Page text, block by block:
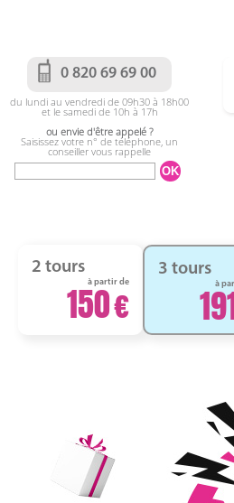
0 820 69 69 00
du lundi au vendredi de 09h30 à 18h00
et le samedi de 10h à 17h
ou envie d'être appelé ?
Saisissez votre n° de téléphone, un
conseiller vous rappelle
2 tours
à partir de
150
3 tours
à